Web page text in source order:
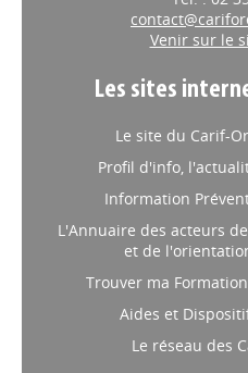
Tél. : 02
Venir sur le
Les sites
Profil d'info,
L'Annuaire des acteurs
Aides et